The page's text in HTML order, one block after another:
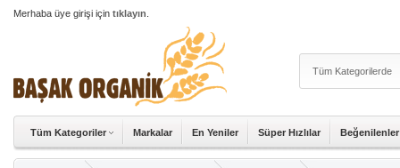
Merhaba üye girişi için tıklayın
Tüm Kategoriler Markalar En Yeniler Süper Hızlılar Beğenilenler